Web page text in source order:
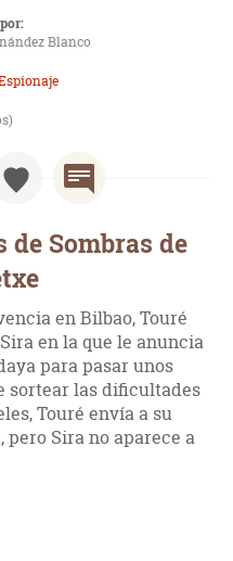
Blanco
de Sombras de
en Bilbao, Touré
en la que le anuncia
para pasar unos
sortear las dificultades
Touré envía a su
pero Sira no aparece a